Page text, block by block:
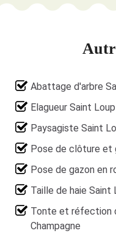
Abattage d'arbre
Elagueur Saint
Paysagiste Saint
Pose de clôture et
Pose de gazon en
Taille de haie Saint
Tonte et réfection
Champagne